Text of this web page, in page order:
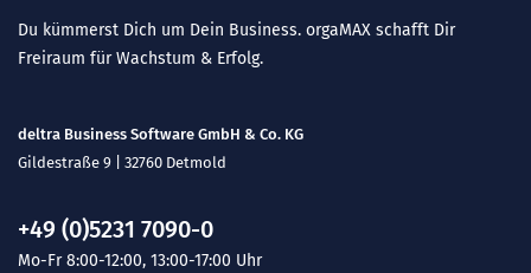
Du kümmerst Dich um Dein Business. orgaMAX schafft Dir
Freiraum für Wachstum & Erfolg.
deltra Business Software GmbH & Co. KG
Gildestraße 9 | 32760 Detmold
+49 (0)5231 7090-0
Mo-Fr 8:00-12:00, 13:00-17:00 Uhr